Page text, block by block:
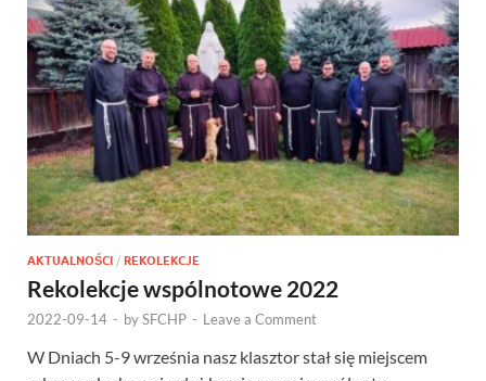
AKTUALNOŚCI / REKOLEKCJE
Rekolekcje wspólnotowe 2022
2022-09-14 - bySFCHP - Leave a Comment
W Dniach 5-9 września nasz klasztor stał się miejscem